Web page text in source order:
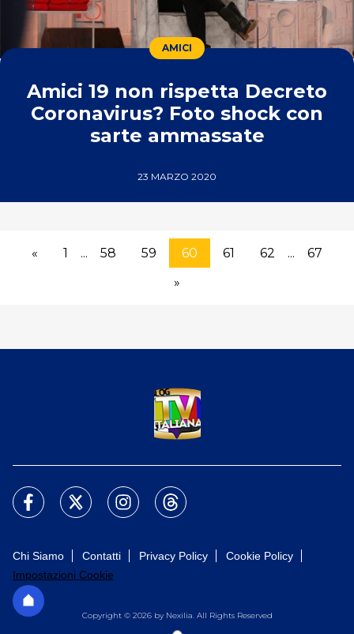
AMICI
Amici 19 non rispetta Decreto
Coronavirus? Foto shock con
sarte ammassate
23 MARZO 2020
« 1 ... 58 59 60 61 62 ...
67
»
Chi Siamo Contatti Privacy Policy
Cookie Policy
Impostazioni Cookie
Copyright © 2026 by Nexilia. All Rights Reserved